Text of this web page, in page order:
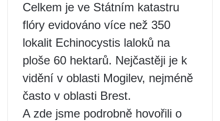
Celkem je ve Státním katastru
flóry evidováno více než 350
lokalit Echinocystis laloků na
ploše 60 hektarů. Nejčastěji je k
vidění v oblasti Mogilev, nejméně
často v oblasti Brest.
A zde jsme podrobně hovořili o